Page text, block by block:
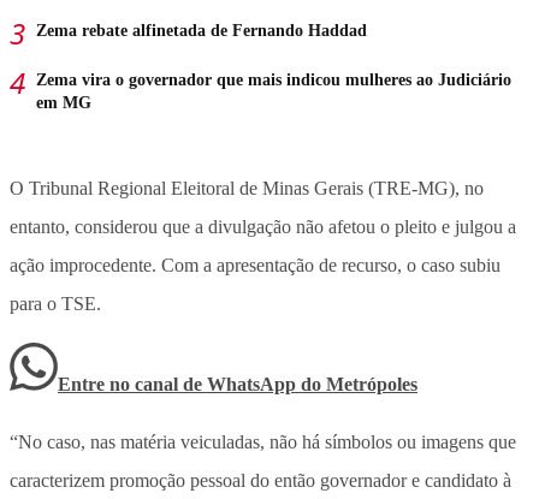
Zema rebate alfinetada de Fernando Haddad
Zema vira o governador que mais indicou mulheres ao Judiciário
em MG
O Tribunal Regional Eleitoral de Minas Gerais (TRE-MG), no
entanto, considerou que a divulgação não afetou o pleito e julgou a
ação improcedente. Com a apresentação de recurso, o caso subiu
para o TSE.
Entre no canal de WhatsApp do Metrópoles
“No caso, nas matéria veiculadas, não há símbolos ou imagens que
caracterizem promoção pessoal do então governador e candidato à